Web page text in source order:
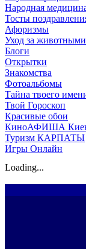
Народная
Тосты
Афоризмы
Уход за животными
Блоги
Открытки
Знакомства
Фотоальбомы
Тайна твоего
Твой Гороскоп
Красивые обои
КиноАФИША
Туризм КАРПАТЫ
Игры Онлайн
Loading...